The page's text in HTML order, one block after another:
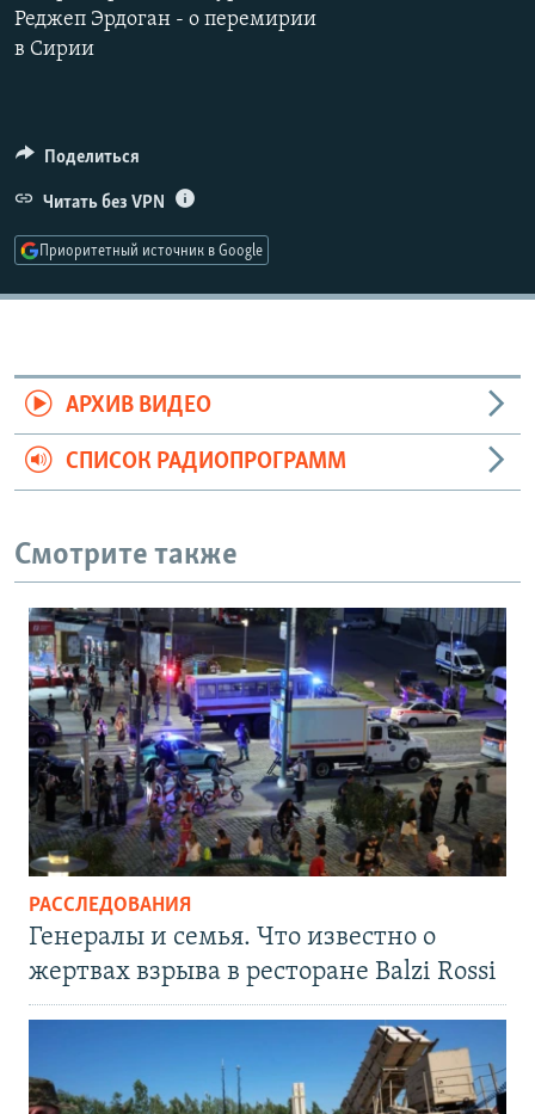
РАСПИСАНИЕ ВЕЩАНИЯ
ПОДПИШИТЕСЬ НА РАССЫЛКУ
Все сайты РСЕ/РС
Реджеп Эрдоган - о перемирии
в Сирии
Поделиться
Читать без VPN
Приоритетный источник в Google
АРХИВ ВИДЕО
СПИСОК РАДИОПРОГРАММ
Смотрите также
РАССЛЕДОВАНИЯ
Генералы и семья. Что известно о
жертвах взрыва в ресторане Balzi Rossi